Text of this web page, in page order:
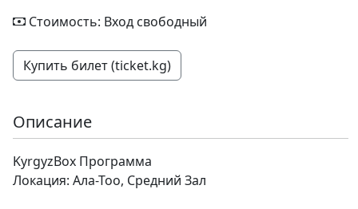
Стоимость: Вход свободный
Купить билет (ticket.kg)
Описание
KyrgyzBox Программа
Локация: Ала-Тоо, Средний Зал